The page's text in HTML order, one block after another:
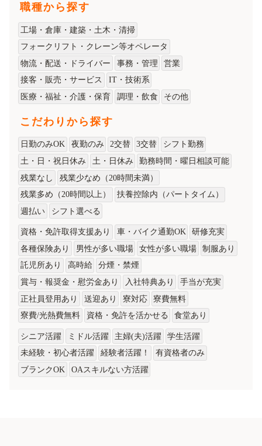
職種から探す
工場・倉庫・建築・土木・清掃
フォークリフト・クレーン等オペレータ
物流・配送・ドライバー
事務・管理
営業
接客・販売・サービス
IT・技術系
医療・福祉・介護・保育
調理・飲食 その他
こだわりから探す
日勤のみOK 夜勤のみ 2交替 3交替
シフト勤務
土・日・祝日休み
土・日休み
勤務時間・曜日相談可能
残業なし
残業少なめ（20時間未満）
残業多め（20時間以上）
扶養控除内（パートタイム）
週払い
シフト選べる
資格・免許取得支援あり 車・バイク通勤OK
研修充実
各種保険あり
男性が多い職場 女性が多い職場
制服あり
託児所あり
高時給
分煙・禁煙
賞与・報奨金・慰労金あり
入社特典あり
手当が充実
正社員登用あり
送迎あり 寮対応
寮費無料
寮費/光熱費無料
資格・免許を活かせる 食堂あり
シニア活躍 ミドル活躍 主婦(夫)活躍
学生活躍
未経験・初心者活躍
経験者活躍！
有資格者のみ
ブランクOK
OAスキルない方活躍